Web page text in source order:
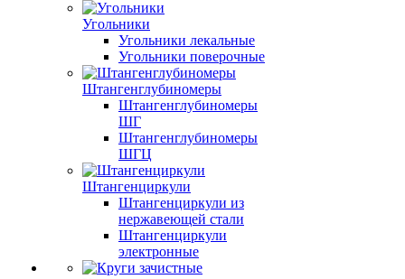
Угольники
Угольники лекальные
Угольники поверочные
Штангенглубиномеры
Штангенглубиномеры
ШГ
Штангенглубиномеры
ШГЦ
Штангенциркули
Штангенциркули из
нержавеющей стали
Штангенциркули
электронные